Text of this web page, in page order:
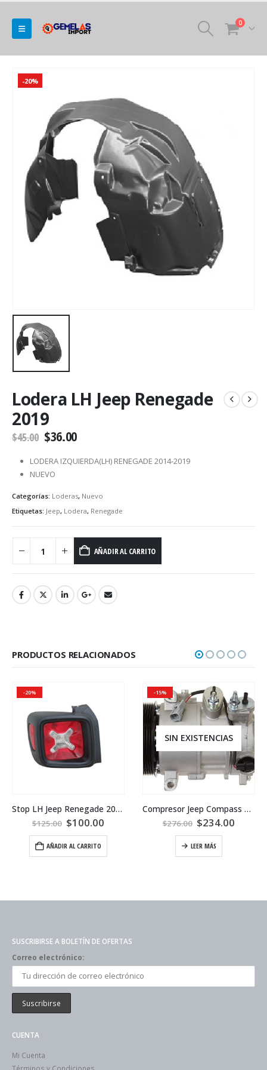
0
-20%
Lodera LH Jeep Renegade
2019
$45.00 $36.00
LODERA IZQUIERDA(LH) RENEGADE 2014-2019
NUEVO
Categorías: Loderas, Nuevo
Etiquetas: Jeep, Lodera, Renegade
AÑADIR AL CARRITO
PRODUCTOS RELACIONADOS
-20%
Stop LH Jeep Renegade 2019
$125.00 $100.00
AÑADIR AL CARRITO
-15%
SIN EXISTENCIAS
Compresor Jeep Compass 2009 – 2017
$276.00 $234.00
LEER MÁS
SUSCRIBIRSE A BOLETÍN DE OFERTAS
Correo electrónico:
CUENTA
Mi Cuenta